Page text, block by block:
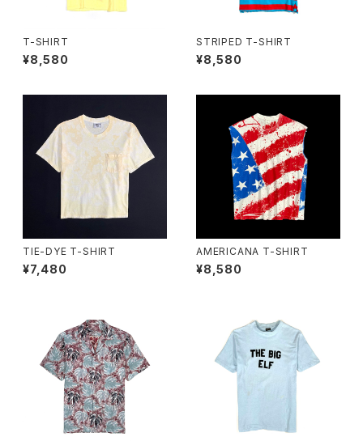
T-SHIRT
¥8,580
STRIPED T-SHIRT
¥8,580
TIE-DYE T-SHIRT
¥7,480
AMERICANA T-SHIRT
¥8,580